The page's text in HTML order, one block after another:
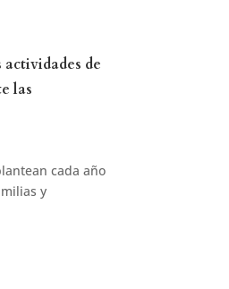
actividades de
las
cada año
y